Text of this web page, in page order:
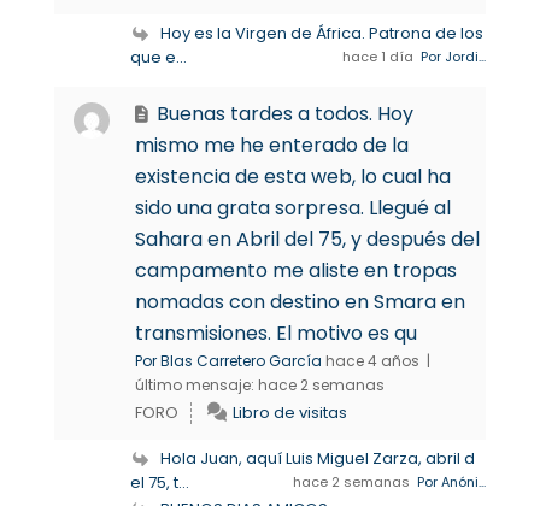
Hoy es la Virgen de África. Patrona de los
que e...
hace 1 día Por Jordi...
Buenas tardes a todos. Hoy
mismo me he enterado de la
existencia de esta web, lo cual ha
sido una grata sorpresa. Llegué al
Sahara en Abril del 75, y después del
campamento me aliste en tropas
nomadas con destino en Smara en
transmisiones. El motivo es qu
Por Blas Carretero García hace 4 años |
último mensaje: hace 2 semanas
FORO
Libro de visitas
Hola Juan, aquí Luis Miguel Zarza, abril d
el 75, t...
hace 2 semanas Por Anóni...